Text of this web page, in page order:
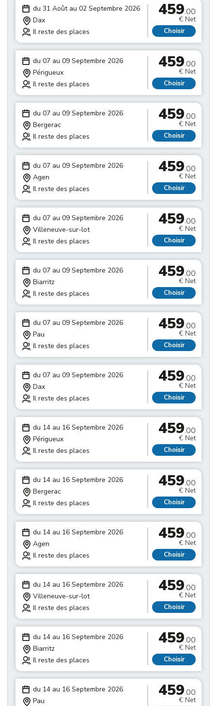
du 31 Août au 02 Septembre 2026
Dax
Il reste des places
459.00
€ Net
Choisir
du 07 au 09 Septembre 2026
Périgueux
Il reste des places
459.00
€ Net
Choisir
du 07 au 09 Septembre 2026
Bergerac
Il reste des places
459.00
€ Net
Choisir
du 07 au 09 Septembre 2026
Agen
Il reste des places
459.00
€ Net
Choisir
du 07 au 09 Septembre 2026
Villeneuve-sur-lot
Il reste des places
459.00
€ Net
Choisir
du 07 au 09 Septembre 2026
Biarritz
Il reste des places
459.00
€ Net
Choisir
du 07 au 09 Septembre 2026
Pau
Il reste des places
459.00
€ Net
Choisir
du 07 au 09 Septembre 2026
Dax
Il reste des places
459.00
€ Net
Choisir
du 14 au 16 Septembre 2026
Périgueux
Il reste des places
459.00
€ Net
Choisir
du 14 au 16 Septembre 2026
Bergerac
Il reste des places
459.00
€ Net
Choisir
du 14 au 16 Septembre 2026
Agen
Il reste des places
459.00
€ Net
Choisir
du 14 au 16 Septembre 2026
Villeneuve-sur-lot
Il reste des places
459.00
€ Net
Choisir
du 14 au 16 Septembre 2026
Biarritz
Il reste des places
459.00
€ Net
Choisir
du 14 au 16 Septembre 2026
Pau
459.00
€ Net